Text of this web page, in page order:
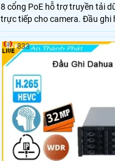
8 cổng PoE hỗ trợ truyền tải
trực tiếp cho camera. Đầu ghi
cứng với tổng dung lượng tối
trợ camera có độ phân giải
ảnh siêu nét. Đây là lựa chọn
năng cao và giá thành phải
thống giám sát an ninh
833